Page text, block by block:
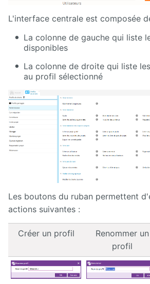
L'interface centrale est composée
La colonne de gauche qui liste
disponibles
La colonne de droite qui liste
au profil sélectionné
Les boutons du ruban permettent
actions suivantes :
Créer un profil
Renommer un
profil